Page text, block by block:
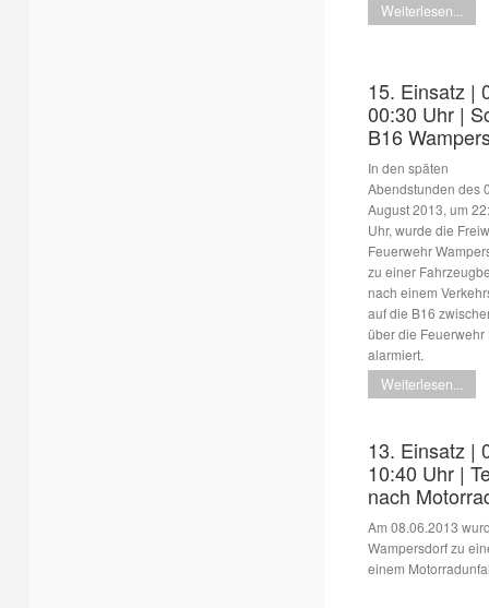
Weiterlesen...
15. Einsatz |
00:30 Uhr |
B16
In den späten
Abendstunden des
August 2013, um
Uhr, wurde die
Feuerwehr
zu einer
nach einem
auf die B16
über die
alarmiert.
Weiterlesen...
13. Einsatz |
10:40 Uhr |
nach
Am 08.06.2013
Wampersdorf zu
einem